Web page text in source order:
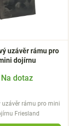
uzávěr rámu pro
dojírnu
Na dotaz
uzávěr rámu pro mini
Friesland